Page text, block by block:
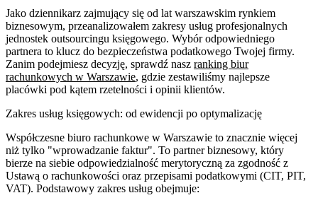
Jako dziennikarz zajmujący się od lat warszawskim rynkiem
biznesowym, przeanalizowałem zakresy usług profesjonalnych
jednostek outsourcingu księgowego. Wybór odpowiedniego
partnera to klucz do bezpieczeństwa podatkowego Twojej firmy.
Zanim podejmiesz decyzję, sprawdź nasz ranking biur
rachunkowych w Warszawie, gdzie zestawiliśmy najlepsze
placówki pod kątem rzetelności i opinii klientów.
Zakres usług księgowych: od ewidencji po optymalizację
Współczesne biuro rachunkowe w Warszawie to znacznie więcej
niż tylko "wprowadzanie faktur". To partner biznesowy, który
bierze na siebie odpowiedzialność merytoryczną za zgodność z
Ustawą o rachunkowości oraz przepisami podatkowymi (CIT, PIT,
VAT). Podstawowy zakres usług obejmuje: